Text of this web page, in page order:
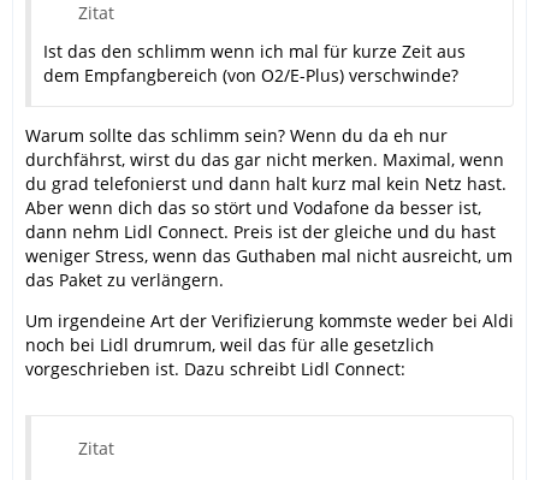
Zitat
Ist das den schlimm wenn ich mal für kurze Zeit aus
dem Empfangbereich (von O2/E-Plus) verschwinde?
Warum sollte das schlimm sein? Wenn du da eh nur
durchfährst, wirst du das gar nicht merken. Maximal, wenn
du grad telefonierst und dann halt kurz mal kein Netz hast.
Aber wenn dich das so stört und Vodafone da besser ist,
dann nehm Lidl Connect. Preis ist der gleiche und du hast
weniger Stress, wenn das Guthaben mal nicht ausreicht, um
das Paket zu verlängern.
Um irgendeine Art der Verifizierung kommste weder bei Aldi
noch bei Lidl drumrum, weil das für alle gesetzlich
vorgeschrieben ist. Dazu schreibt Lidl Connect:
Zitat